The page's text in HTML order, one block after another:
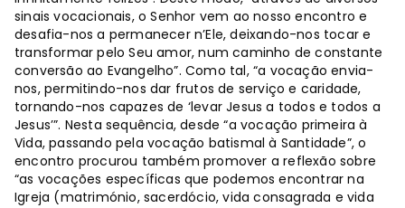
sinais vocacionais, o Senhor vem ao nosso encontro e
desafia-nos a permanecer n’Ele, deixando-nos tocar e
transformar pelo Seu amor, num caminho de constante
conversão ao Evangelho”. Como tal, “a vocação envia-
nos, permitindo-nos dar frutos de serviço e caridade,
tornando-nos capazes de ‘levar Jesus a todos e todos a
Jesus’”. Nesta sequência, desde “a vocação primeira à
Vida, passando pela vocação batismal à Santidade”, o
encontro procurou também promover a reflexão sobre
“as vocações específicas que podemos encontrar na
Igreja (matrimónio, sacerdócio, vida consagrada e vida